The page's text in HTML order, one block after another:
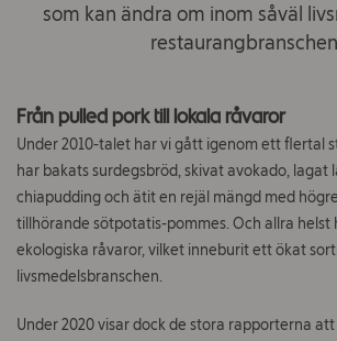
Om ICA Fastigheter
Jobba hos oss
Vad
söker
du?
som kan ändra om inom såväl
Från pulled pork till lokala råvaror
Under 2010-talet har vi gått igenom ett flertal
har bakats surdegsbröd, skivat avokado, lagat
chiapudding och ätit en rejäl mängd med
tillhörande sötpotatis-pommes. Och allra helst
ekologiska råvaror, vilket inneburit ett ökat
livsmedelsbranschen.
Under 2020 visar dock de stora rapporterna